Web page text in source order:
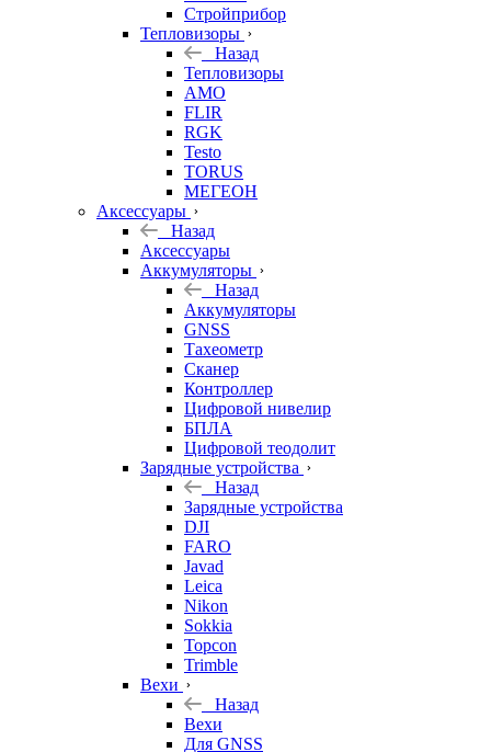
Стройприбор
Тепловизоры
Назад
Тепловизоры
AMO
FLIR
RGK
Testo
TORUS
МЕГЕОН
Аксессуары
Назад
Аксессуары
Аккумуляторы
Назад
Аккумуляторы
GNSS
Тахеометр
Сканер
Контроллер
Цифровой нивелир
БПЛА
Цифровой теодолит
Зарядные устройства
Назад
Зарядные устройства
DJI
FARO
Javad
Leica
Nikon
Sokkia
Topcon
Trimble
Вехи
Назад
Вехи
Для GNSS